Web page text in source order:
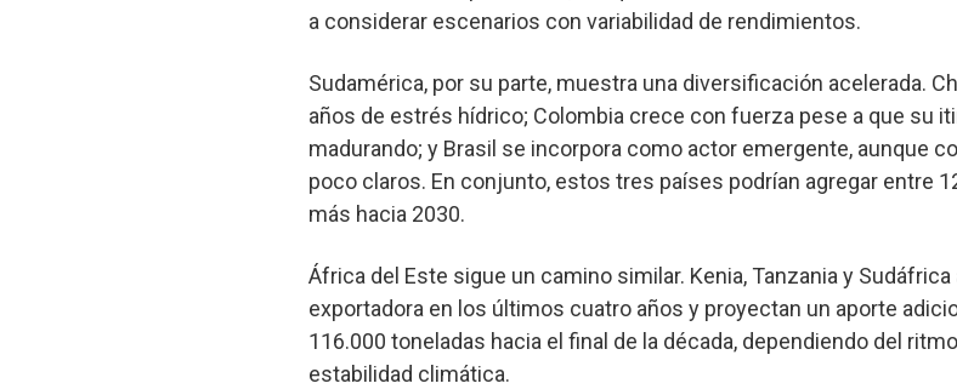
a considerar escenarios con variabilidad de rendimientos.
Sudamérica, por su parte, muestra una diversificación acelerada.
años de estrés hídrico; Colombia crece con fuerza pese a que su
madurando; y Brasil se incorpora como actor emergente, aunque
poco claros. En conjunto, estos tres países podrían agregar entre
más hacia 2030.
África del Este sigue un camino similar. Kenia, Tanzania y
exportadora en los últimos cuatro años y proyectan un aporte
116.000 toneladas hacia el final de la década, dependiendo del
estabilidad climática.